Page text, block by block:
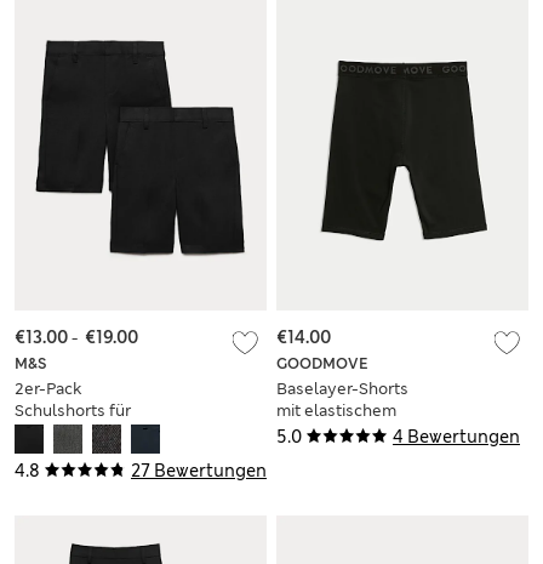
4.8 27 Bewertungen
M&S
2er-Pack
Schulshorts für
Jungen mit
schmalem Bein (2–
14 Jahre)
€13.00- €19.00
5.0 4 Bewertungen
GOODMOVE
Baselayer-Shorts
mit elastischem
Taillenbund (6–16 J.)
€14.00